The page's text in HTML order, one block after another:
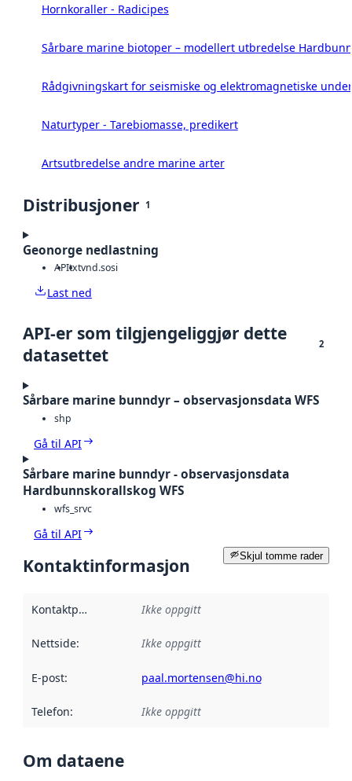
Hornkoraller - Radicipes
Sårbare marine biotoper – modellert utbredelse
Rådgivningskart for seismiske og elektromagnetiske
Naturtyper - Tarebiomasse, predikert
Artsutbredelse andre marine arter
Distribusjoner 1
Geonorge nedlastning
APItxtvnd.sosi
Last ned
API-er som tilgjengeliggjør dette
datasettet
2
Sårbare marine bunndyr – observasjonsdata WFS
shp
Gå til API
Sårbare marine bunndyr - observasjonsdata
Hardbunnskorallskog WFS
wfs_srvc
Gå til API
Skjul tomme rader
Kontaktinformasjon
Kontaktpunkt Ikke oppgitt
Nettside: Ikke oppgitt
E-post: paal.mortensen@hi.no
Telefon: Ikke oppgitt
Om dataene